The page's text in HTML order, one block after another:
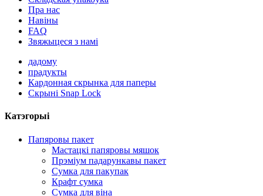
Пра нас
Навіны
FAQ
Звяжыцеся з намі
дадому
прадукты
Кардонная скрынка для паперы
Скрыні Snap Lock
Катэгорыі
Папяровы пакет
Мастацкі папяровы мяшок
Прэміум падарункавы пакет
Сумка для пакупак
Крафт сумка
Сумка для віна